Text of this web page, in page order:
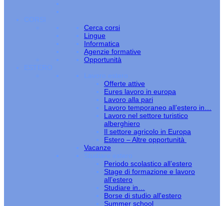
CORSI
Cerca corsi
Lingue
Informatica
Agenzie formative
Opportunità
ESTERO
Lavoro estero
Offerte attive
Eures lavoro in europa
Lavoro alla pari
Lavoro temporaneo all’estero in…
Lavoro nel settore turistico
alberghiero
Il settore agricolo in Europa
Estero – Altre opportunità
Vacanze
Studiare estero
Periodo scolastico all’estero
Stage di formazione e lavoro
all’estero
Studiare in…
Borse di studio all'estero
Summer school